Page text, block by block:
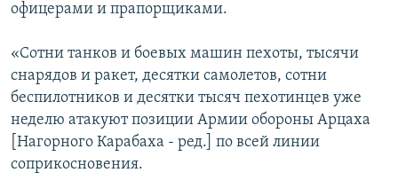
офицерами и прапорщиками.
«Сотни танков и боевых машин пехоты, тысячи
снарядов и ракет, десятки самолетов, сотни
беспилотников и десятки тысяч пехотинцев уже
неделю атакуют позиции Армии обороны Арцаха
[Нагорного Карабаха - ред.] по всей линии
соприкосновения.